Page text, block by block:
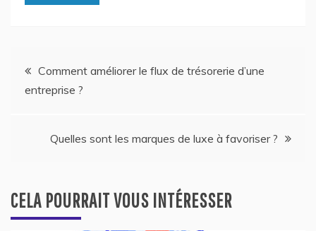
Navigation
l’article
Comment améliorer le flux de trésorerie d’une
entreprise ?
Quelles sont les marques de luxe à favoriser ?
CELA POURRAIT VOUS INTÉRESSER